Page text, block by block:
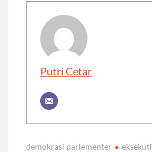
Putri Cetar
demokrasi parlementer